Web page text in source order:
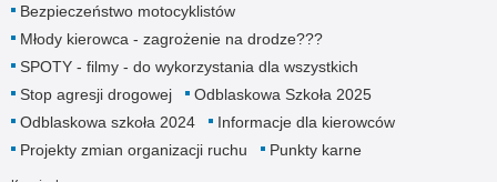
Bezpieczeństwo motocyklistów
Młody kierowca - zagrożenie na drodze???
SPOTY - filmy - do wykorzystania dla wszystkich
Stop agresji drogowej
Odblaskowa Szkoła 2025
Odblaskowa szkoła 2024
Informacje dla kierowców
Projekty zmian organizacji ruchu
Punkty karne